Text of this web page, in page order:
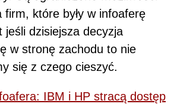
firm, które były w infoaferę
jeśli dzisiejsza decyzja
w stronę zachodu to nie
się z czego cieszyć.
IBM i HP stracą dostęp